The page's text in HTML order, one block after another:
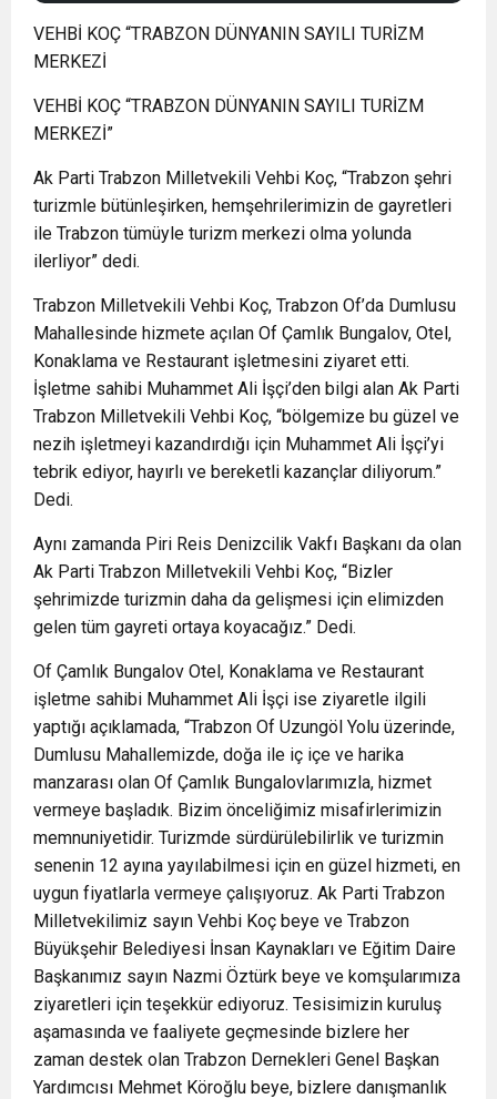
VEHBİ KOÇ “TRABZON DÜNYANIN SAYILI TURİZM
MERKEZİ
VEHBİ KOÇ “TRABZON DÜNYANIN SAYILI TURİZM
MERKEZİ”
Ak Parti Trabzon Milletvekili Vehbi Koç, “Trabzon şehri
turizmle bütünleşirken, hemşehrilerimizin de gayretleri
ile Trabzon tümüyle turizm merkezi olma yolunda
ilerliyor” dedi.
Trabzon Milletvekili Vehbi Koç, Trabzon Of’da Dumlusu
Mahallesinde hizmete açılan Of Çamlık Bungalov, Otel,
Konaklama ve Restaurant işletmesini ziyaret etti.
İşletme sahibi Muhammet Ali İşçi’den bilgi alan Ak Parti
Trabzon Milletvekili Vehbi Koç, “bölgemize bu güzel ve
nezih işletmeyi kazandırdığı için Muhammet Ali İşçi’yi
tebrik ediyor, hayırlı ve bereketli kazançlar diliyorum.”
Dedi.
Aynı zamanda Piri Reis Denizcilik Vakfı Başkanı da olan
Ak Parti Trabzon Milletvekili Vehbi Koç, “Bizler
şehrimizde turizmin daha da gelişmesi için elimizden
gelen tüm gayreti ortaya koyacağız.” Dedi.
Of Çamlık Bungalov Otel, Konaklama ve Restaurant
işletme sahibi Muhammet Ali İşçi ise ziyaretle ilgili
yaptığı açıklamada, “Trabzon Of Uzungöl Yolu üzerinde,
Dumlusu Mahallemizde, doğa ile iç içe ve harika
manzarası olan Of Çamlık Bungalovlarımızla, hizmet
vermeye başladık. Bizim önceliğimiz misafirlerimizin
memnuniyetidir. Turizmde sürdürülebilirlik ve turizmin
senenin 12 ayına yayılabilmesi için en güzel hizmeti, en
uygun fiyatlarla vermeye çalışıyoruz. Ak Parti Trabzon
Milletvekilimiz sayın Vehbi Koç beye ve Trabzon
Büyükşehir Belediyesi İnsan Kaynakları ve Eğitim Daire
Başkanımız sayın Nazmi Öztürk beye ve komşularımıza
ziyaretleri için teşekkür ediyoruz. Tesisimizin kuruluş
aşamasında ve faaliyete geçmesinde bizlere her
zaman destek olan Trabzon Dernekleri Genel Başkan
Yardımcısı Mehmet Köroğlu beye, bizlere danışmanlık